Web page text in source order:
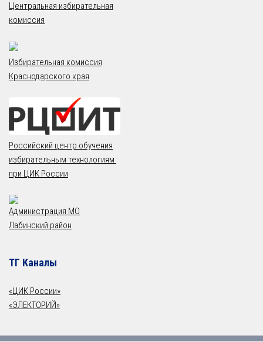
Центральная избирательная
комиссия
Избирательная комиссия
Краснодарского края
Российский центр обучения
избирательным технологиям
при ЦИК России
Администрация МО
Лабинский район
ТГ Каналы
«ЦИК России»
«ЭЛЕКТОРИЙ»